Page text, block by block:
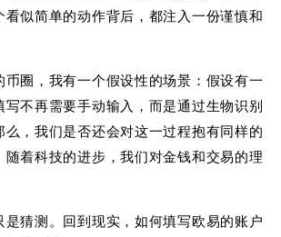
看似简单的动作背后，都注入一份谨慎和
币圈，我有一个假设性的场景：假设有一
写不再需要手动输入，而是通过生物识别
么，我们是否还会对这一过程抱有同样的
随着科技的进步，我们对金钱和交易的理
是猜测。回到现实，如何填写欧易的账户